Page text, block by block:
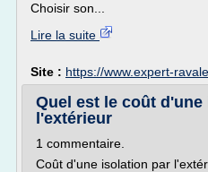
Choisir son...
Lire la suite
Site : https://www.expert-
Quel est le coût
l'extérieur
1 commentaire.
Coût d'une isolation par